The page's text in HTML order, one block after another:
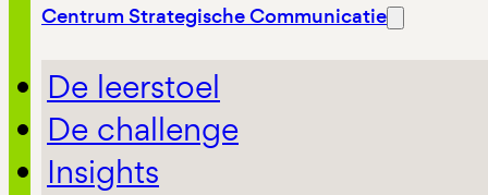
Centrum Strategische Communicatie
De leerstoel
De challenge
Insights